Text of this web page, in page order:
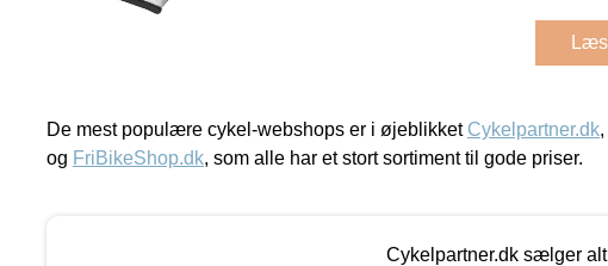
De mest populære cykel-webshops er i øjeblikket Cykelpartner.dk,
og FriBikeShop.dk, som alle har et stort sortiment til gode priser.
Cykelpartner.dk sælger